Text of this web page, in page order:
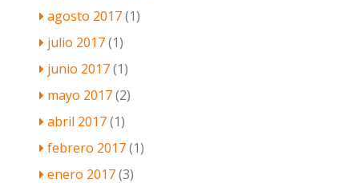
agosto 2017(1)
julio 2017(1)
junio 2017(1)
mayo 2017(2)
abril 2017(1)
febrero 2017(1)
enero 2017(3)